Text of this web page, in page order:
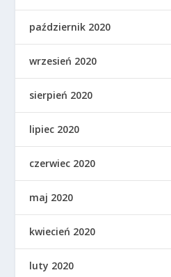
październik 2020
wrzesień 2020
sierpień 2020
lipiec 2020
czerwiec 2020
maj 2020
kwiecień 2020
luty 2020